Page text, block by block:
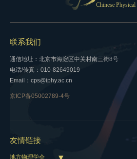
Chinese Physical
联系我们
通信地址：北京市海淀区中关村南三街8号
电话/传真：010-82649019
Email：cps@iphy.ac.cn
京ICP备05002789-4号
友情链接
地方物理学会